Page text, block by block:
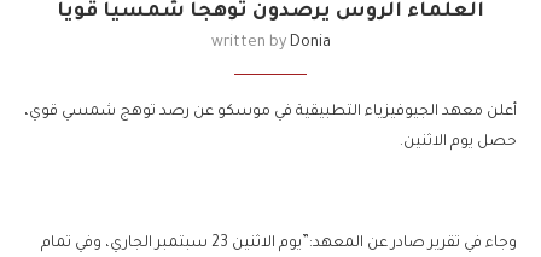
العلماء الروس يرصدون توهجا شمسيا قويا
written by Donia
أعلن معهد الجيوفيزياء التطبيقية في موسكو عن رصد توهج شمسي قوي،
حصل يوم الاثنين.
وجاء في تقرير صادر عن المعهد:”يوم الاثنين 23 سبتمبر الجاري، وفي تمام